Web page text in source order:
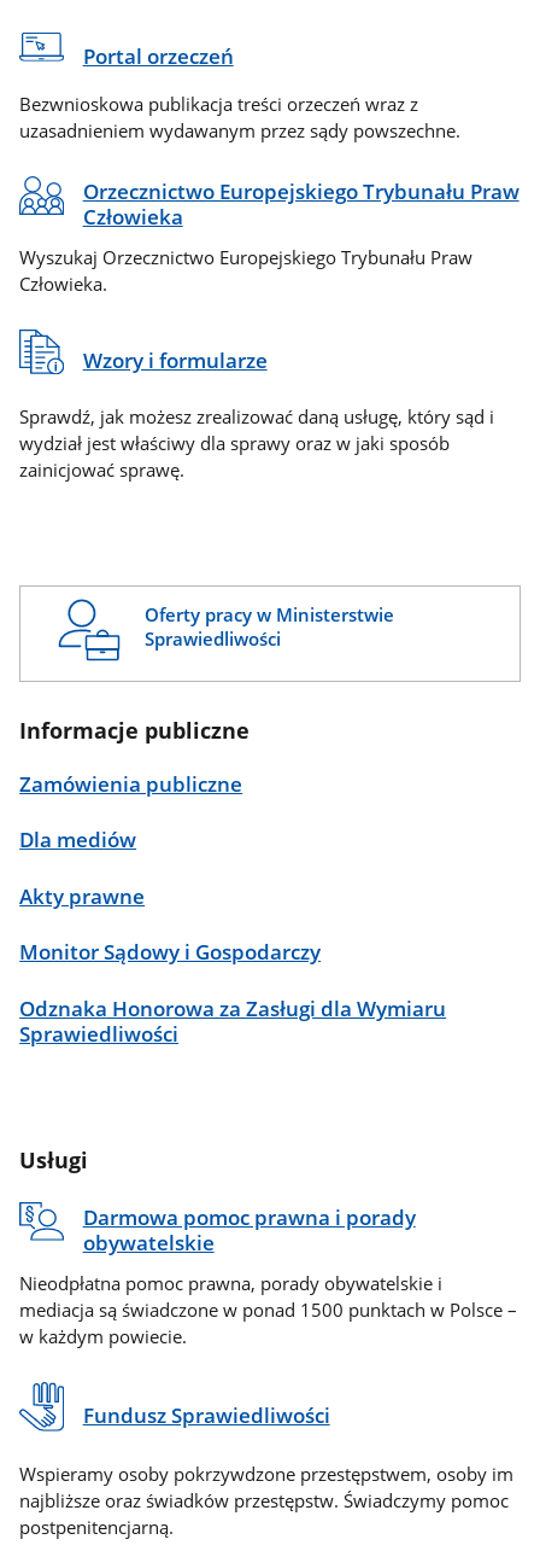
Portal orzeczeń
Bezwnioskowa publikacja treści orzeczeń wraz z
uzasadnieniem wydawanym przez sądy powszechne.
Orzecznictwo Europejskiego Trybunału Praw
Człowieka
Wyszukaj Orzecznictwo Europejskiego Trybunału Praw
Człowieka.
Wzory i formularze
Sprawdź, jak możesz zrealizować daną usługę, który sąd i
wydział jest właściwy dla sprawy oraz w jaki sposób
zainicjować sprawę.
Oferty pracy w Ministerstwie
Sprawiedliwości
Informacje publiczne
Zamówienia publiczne
Dla mediów
Akty prawne
Monitor Sądowy i Gospodarczy
Odznaka Honorowa za Zasługi dla Wymiaru
Sprawiedliwości
Usługi
Darmowa pomoc prawna i porady
obywatelskie
Nieodpłatna pomoc prawna, porady obywatelskie i
mediacja są świadczone w ponad 1500 punktach w Polsce –
w każdym powiecie.
Fundusz Sprawiedliwości
Wspieramy osoby pokrzywdzone przestępstwem, osoby im
najbliższe oraz świadków przestępstw. Świadczymy pomoc
postpenitencjarną.